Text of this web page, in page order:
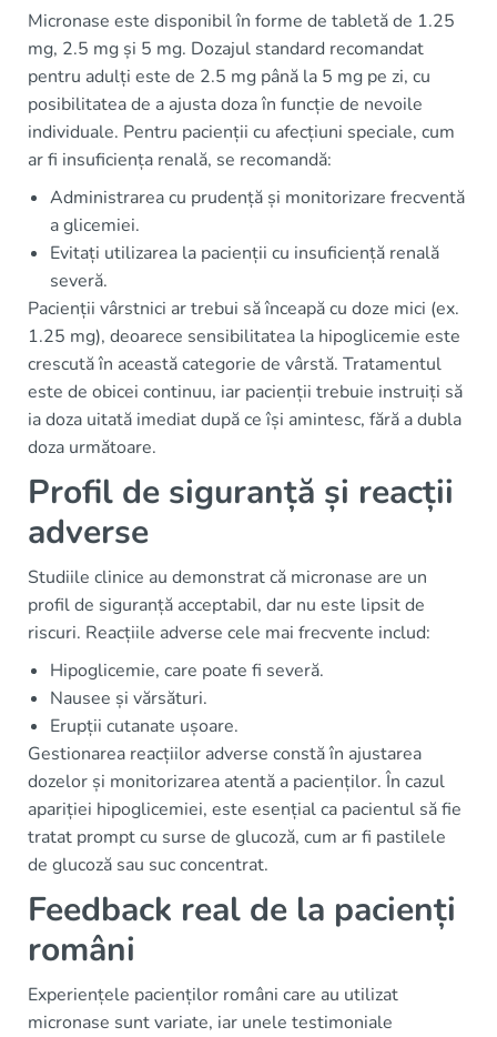
Micronase este disponibil în forme de tabletă de 1.25
mg, 2.5 mg și 5 mg. Dozajul standard recomandat
pentru adulți este de 2.5 mg până la 5 mg pe zi, cu
posibilitatea de a ajusta doza în funcție de nevoile
individuale. Pentru pacienții cu afecțiuni speciale, cum
ar fi insuficiența renală, se recomandă:
Administrarea cu prudență și monitorizare frecventă
a glicemiei.
Evitați utilizarea la pacienții cu insuficiență renală
severă.
Pacienții vârstnici ar trebui să înceapă cu doze mici (ex.
1.25 mg), deoarece sensibilitatea la hipoglicemie este
crescută în această categorie de vârstă. Tratamentul
este de obicei continuu, iar pacienții trebuie instruiți să
ia doza uitată imediat după ce își amintesc, fără a dubla
doza următoare.
Profil de siguranță și reacții
adverse
Studiile clinice au demonstrat că micronase are un
profil de siguranță acceptabil, dar nu este lipsit de
riscuri. Reacțiile adverse cele mai frecvente includ:
Hipoglicemie, care poate fi severă.
Nausee și vărsături.
Erupții cutanate ușoare.
Gestionarea reacțiilor adverse constă în ajustarea
dozelor și monitorizarea atentă a pacienților. În cazul
apariției hipoglicemiei, este esențial ca pacientul să fie
tratat prompt cu surse de glucoză, cum ar fi pastilele
de glucoză sau suc concentrat.
Feedback real de la pacienți
români
Experiențele pacienților români care au utilizat
micronase sunt variate, iar unele testimoniale